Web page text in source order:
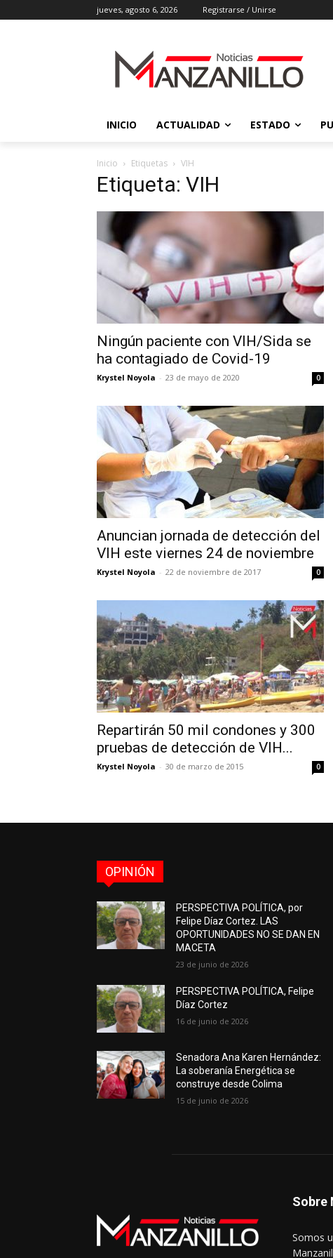
jueves, agosto 6, 2026 Registrarse / Unirse
INICIO ACTUALIDAD ESTADO
Inicio Etiquetas VIH
Etiqueta: VIH
Ningún paciente con VIH/Sida se
ha contagiado de Covid-19
Krystel Noyola - 23 de mayo de 2020 0
Anuncian jornada de detección del
VIH este viernes 24 de noviembre
Krystel Noyola - 22 de noviembre de 2017 0
Repartirán 50 mil condones y 300
pruebas de detección de VIH...
Krystel Noyola - 30 de marzo de 2015 0
OPINIÓN
PERSPECTIVA POLÍTICA, por
Felipe Díaz Cortez. LAS
OPORTUNIDADES NO SE DAN EN
MACETA
23 de junio de 2026
PERSPECTIVA POLÍTICA, Felipe
Díaz Cortez
16 de junio de 2026
Senadora Ana Karen Hernández:
La soberanía Energética se
construye desde Colima
15 de junio de 2026
Sobre
Somos